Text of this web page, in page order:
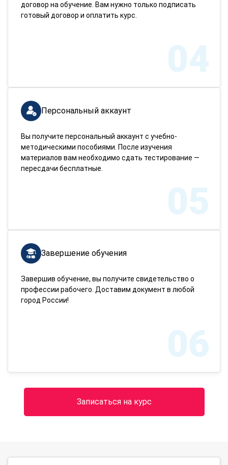
договор на обучение. Вам нужно только подписать
готовый договор и оплатить курс.
04
Персональный аккаунт
Вы получите персональный аккаунт с учебно-
методическими пособиями. После изучения
материалов вам необходимо сдать тестирование —
пересдачи бесплатные.
05
Завершение обучения
Завершив обучение, вы получите свидетельство о
профессии рабочего. Доставим документ в любой
город России!
06
Записаться на курс